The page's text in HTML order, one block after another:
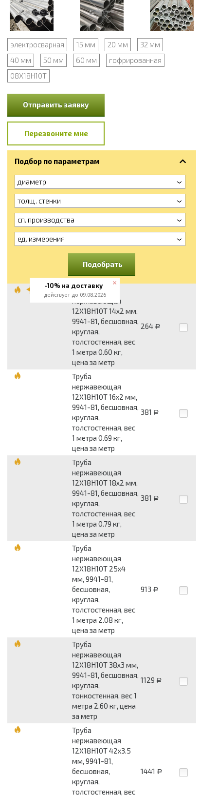
электросварная 15 мм 20 мм
32 мм
40 мм
50 мм 60 мм
гофрированная
08Х18Н10Т
Отправить заявку
Перезвоните мне
Подбор по параметрам
диаметр
толщ. стенки
сп. производства
ед. измерения
Подобрать
Труба
нержавеющая
12Х18Н10Т 14x2 мм,
9941-81, бесшовная,
круглая,
толстостенная, вес
1 метра 0.60 кг,
цена за метр
264 Р
Труба
нержавеющая
12Х18Н10Т 16x2 мм,
9941-81, бесшовная,
круглая,
толстостенная, вес
1 метра 0.69 кг,
цена за метр
381 Р
Труба
нержавеющая
12Х18Н10Т 18x2 мм,
9941-81, бесшовная,
круглая,
толстостенная, вес
1 метра 0.79 кг,
цена за метр
381 Р
Труба
нержавеющая
12Х18Н10Т 25x4
мм, 9941-81,
бесшовная,
круглая,
толстостенная, вес
1 метра 2.08 кг,
цена за метр
913 Р
Труба
нержавеющая
12Х18Н10Т 38x3 мм,
9941-81, бесшовная,
круглая,
тонкостенная, вес 1
метра 2.60 кг, цена
за метр
1129 Р
Труба
нержавеющая
12Х18Н10Т 42x3.5
мм, 9941-81,
бесшовная,
круглая,
толстостенная, вес
1441 Р
-10% на доставку
действует до 09.08.2026